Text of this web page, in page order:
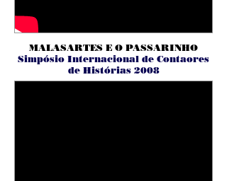
MALASARTES E O PASSARINHO
Simpósio Internacional de Contaores
de Histórias 2008